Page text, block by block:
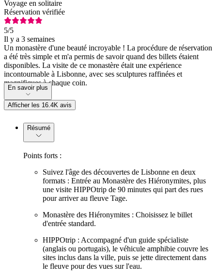
Voyage en solitaire
Réservation vérifiée
5/5
Il y a 3 semaines
Un monastère d'une beauté incroyable ! La procédure de réservation
a été très simple et m'a permis de savoir quand des billets étaient
disponibles. La visite de ce monastère était une expérience
incontournable à Lisbonne, avec ses sculptures raffinées et
magnifiques à chaque coin.
En savoir plus
Afficher les 16.4K avis
Résumé
Points forts :
Suivez l'âge des découvertes de Lisbonne en deux
formats : Entrée au Monastère des Hiéronymites, plus
une visite HIPPOtrip de 90 minutes qui part des rues
pour arriver au fleuve Tage.
Monastère des Hiéronymites : Choisissez le billet
d'entrée standard.
HIPPOtrip : Accompagné d'un guide spécialiste
(anglais ou portugais), le véhicule amphibie couvre les
sites inclus dans la ville, puis se jette directement dans
le fleuve pour des vues sur l'eau.